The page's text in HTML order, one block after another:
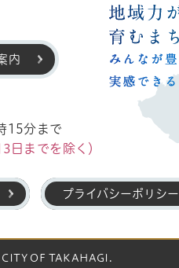
15分まで
日までを除く）
内
プライバシーポリシー
CITY OF TAKAHAGI.